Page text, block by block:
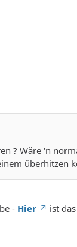
? Wäre 'n
überhitzen
- Hier ist